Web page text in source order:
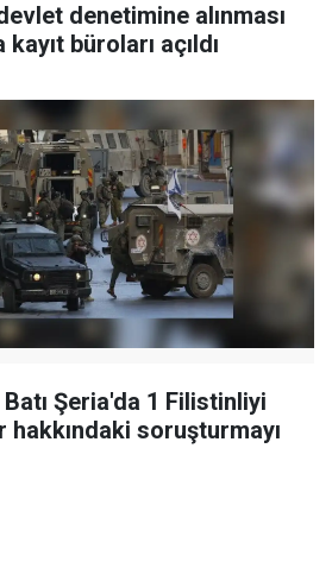
denetimine alınması
büroları açıldı
Batı Şeria'da 1 Filistinliyi
soruşturmayı